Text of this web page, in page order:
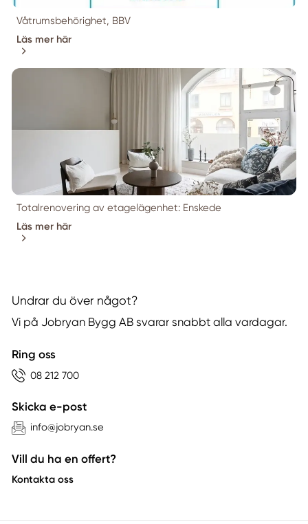
Våtrumsbehörighet, BBV
Läs mer här
Totalrenovering av etagelägenhet: Enskede
Läs mer här
Undrar du över något?
Vi på Jobryan Bygg AB svarar snabbt alla vardagar.
Ring oss
08 212 700
Skicka e-post
info@jobryan.se
Vill du ha en offert?
Kontakta oss